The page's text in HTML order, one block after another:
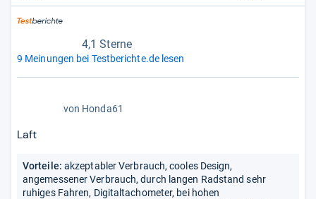
4,1 Sterne
9 Meinungen bei Testberichte.de lesen
5
von Honda61
Laft
Vorteile: akzeptabler Verbrauch, cooles Design,
angemessener Verbrauch, durch langen Radstand sehr
ruhiges Fahren, Digitaltachometer, bei hohen